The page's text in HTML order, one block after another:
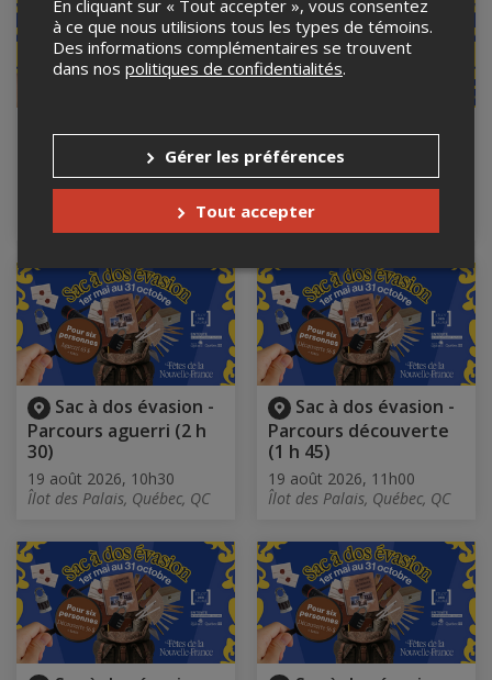
Sac à dos évasion -
Parcours aguerri (2 h
30)
Îlot des Palais, Québec, QC
Sac à dos évasion -
Parcours découverte
(1 h 45)
Îlot des Palais, Québec, QC
Sac à dos évasion -
Parcours aguerri (2 h
30)
19 août 2026, 10h30
Îlot des Palais, Québec, QC
Sac à dos évasion -
Parcours découverte
(1 h 45)
19 août 2026, 11h00
Îlot des Palais, Québec, QC
En cliquant sur « Tout accepter », vous consentez
à ce que nous utilisions tous les types de témoins.
Des informations complémentaires se trouvent
dans nos politiques de confidentialités.
Gérer les préférences
Tout accepter